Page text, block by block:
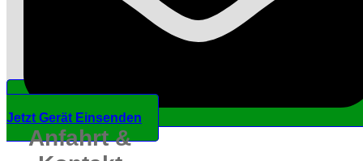
Jetzt Gerät Einsenden
Anfahrt &